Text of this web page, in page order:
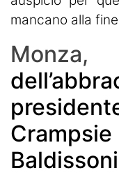
mancano alla
Monza,